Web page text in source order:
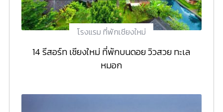
โรงแรม ที่พักเชียงใหม่
14 รีสอร์ท เชียงใหม่ ที่พักบนดอย วิวสวย ทะเล
หมอก